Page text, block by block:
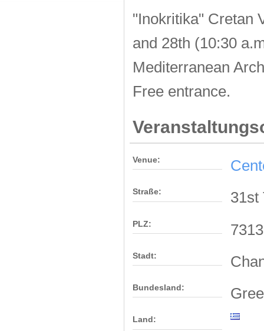
"Inokritika" Cretan
and 28th (10:30
Mediterranean
Free entrance.
Venue:
Straße: 31st
PLZ:
Stadt:
Bundesland:
Land: